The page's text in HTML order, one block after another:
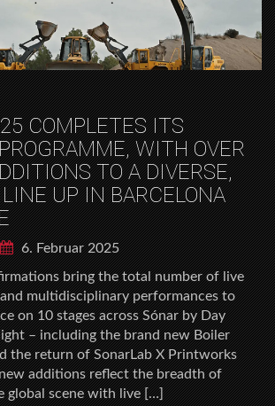
COMPLETES ITS
WITH OVER
TO A DIVERSE,
UP IN BARCELONA
6. Februar 2025
bring the total number of live
multidisciplinary performances to
on 10 stages across Sónar by Day
– including the brand new Boiler
the return of SonarLab X Printworks
additions reflect the breadth of
global scene with live […]